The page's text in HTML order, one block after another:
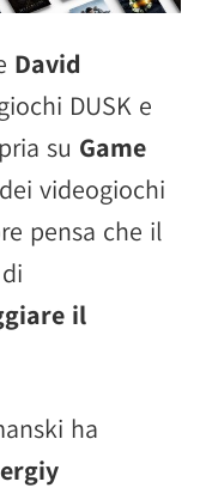
David
DUSK e
su Game
videogiochi
pensa che il
il
ha